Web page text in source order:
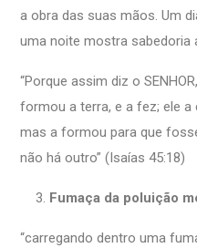
a obra das suas mãos. Um
uma noite mostra sabedoria
“Porque assim diz o
formou a terra, e a fez; ele a
mas a formou para que
não há outro” (Isaías 45:18)
Fumaça da poluição
“carregando dentro uma